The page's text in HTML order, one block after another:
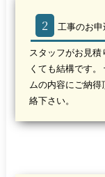
2 工事のお申
スタッフがお見
くても結構です
ムの内容にご納得
絡下さい。